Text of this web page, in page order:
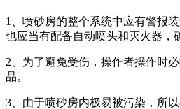
1、喷砂房的整个系统中应有警报
也应当有配备自动喷头和灭火器，
2、为了避免受伤，操作者操作时
品。
3、由于喷砂房内极易被污染，所